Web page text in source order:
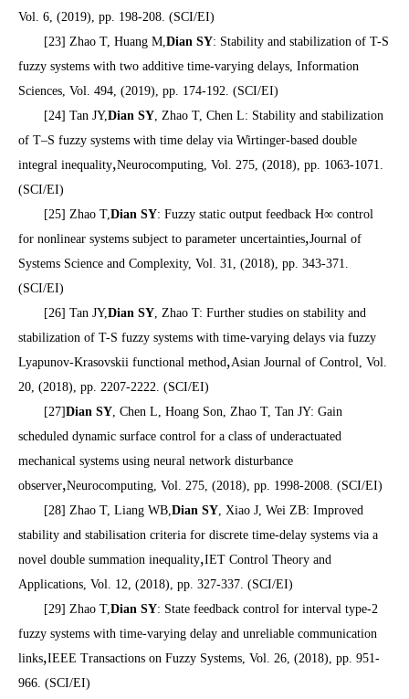
Vol. 6, (2019), pp. 198-208. (SCI/EI)
[23] Zhao T, Huang M, Dian SY: Stability and stabilization of T-S
fuzzy systems with two additive time-varying delays, Information
Sciences, Vol. 494, (2019), pp. 174-192. (SCI/EI)
[24] Tan JY,Dian SY , Zhao T, Chen L: Stability and stabilization
of T–S fuzzy systems with time delay via Wirtinger-based double
integral inequality,Neurocomputing, Vol. 275, (2018), pp. 1063-1071.
(SCI/EI)
[25] Zhao T, Dian SY: Fuzzy static output feedback H∞ control
for nonlinear systems subject to parameter uncertainties,Journal of
Systems Science and Complexity, Vol. 31, (2018), pp. 343-371.
(SCI/EI)
[26] Tan JY,Dian SY , Zhao T: Further studies on stability and
stabilization of T-S fuzzy systems with time-varying delays via fuzzy
Lyapunov-Krasovskii functional method, Asian Journal of Control, Vol.
20, (2018), pp. 2207-2222. (SCI/EI)
[27]Dian SY , Chen L, Hoang Son, Zhao T, Tan JY: Gain
scheduled dynamic surface control for a class of underactuated
mechanical systems using neural network disturbance
observer,Neurocomputing, Vol. 275, (2018), pp. 1998-2008. (SCI/EI)
[28] Zhao T, Liang WB, Dian SY , Xiao J, Wei ZB: Improved
stability and stabilisation criteria for discrete time-delay systems via a
novel double summation inequality,IET Control Theory and
Applications, Vol. 12, (2018), pp. 327-337. (SCI/EI)
[29] Zhao T, Dian SY: State feedback control for interval type-2
fuzzy systems with time-varying delay and unreliable communication
links,IEEE Transactions on Fuzzy Systems, Vol. 26, (2018), pp. 951-
966. (SCI/EI)